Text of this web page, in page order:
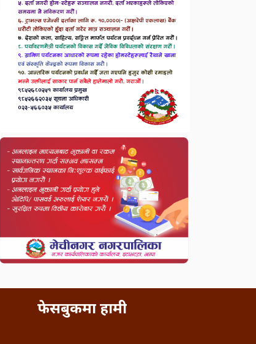
फेसबुकमा हामी